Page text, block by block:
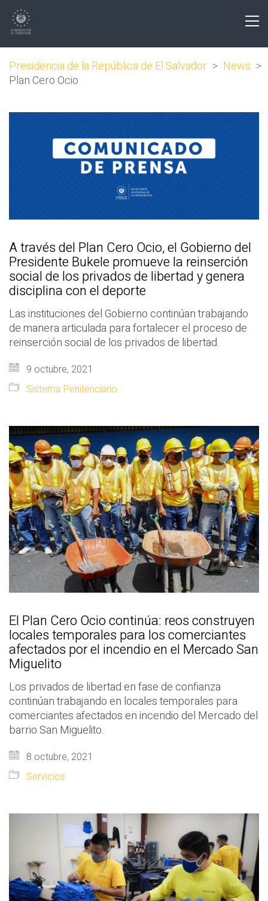
Presidencia de la República de El Salvador > News >
Plan Cero Ocio
A través del Plan Cero Ocio, el Gobierno del
Presidente Bukele promueve la reinserción
social de los privados de libertad y genera
disciplina con el deporte
Las instituciones del Gobierno continúan trabajando
de manera articulada para fortalecer el proceso de
reinserción social de los privados de libertad.
9 octubre, 2021
Sistema Penitenciario
El Plan Cero Ocio continúa: reos construyen
locales temporales para los comerciantes
afectados por el incendio en el Mercado San
Miguelito
Los privados de libertad en fase de confianza
continúan trabajando en locales temporales para
comerciantes afectados en incendio del Mercado del
barrio San Miguelito.
8 octubre, 2021
Servicios